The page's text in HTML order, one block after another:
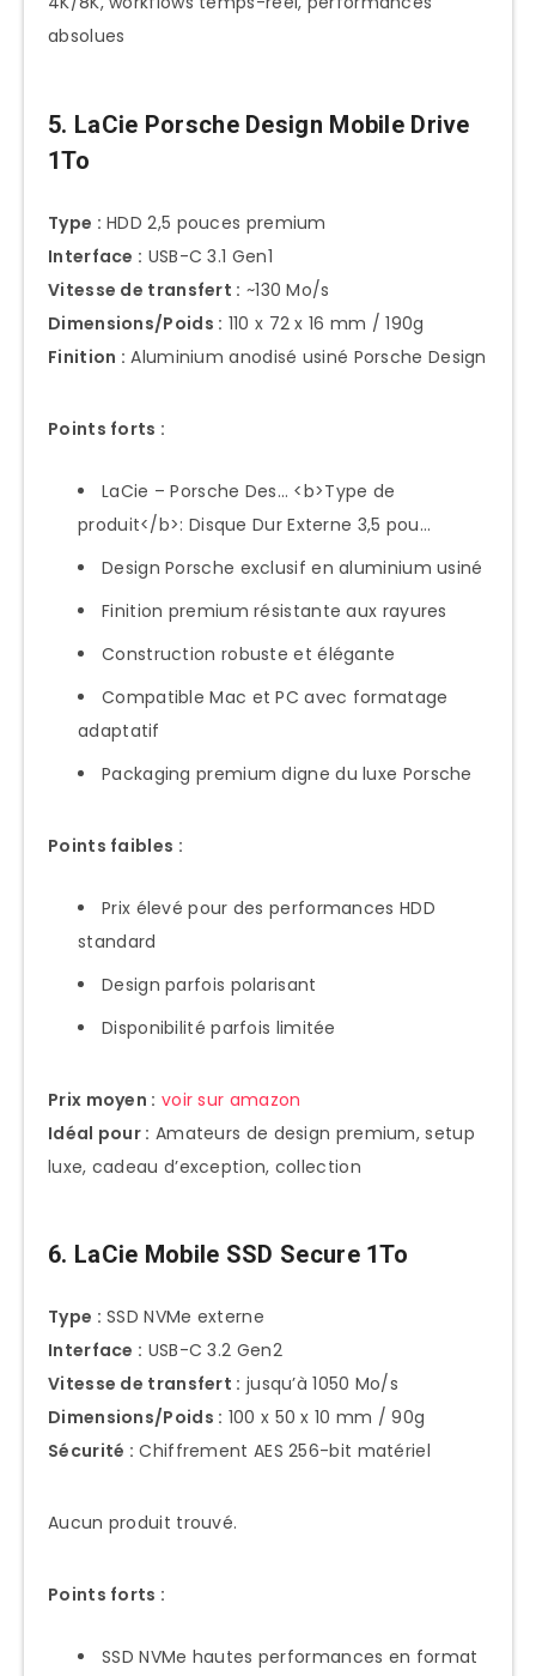
absolues
5. LaCie Porsche Design Mobile Drive
1To
Type : HDD 2,5 pouces premium
Interface : USB-C 3.1 Gen1
Vitesse de transfert : ~130 Mo/s
Dimensions/Poids : 110 x 72 x 16 mm / 190g
Finition : Aluminium anodisé usiné Porsche Design
Points forts :
LaCie – Porsche Des… <b>Type de
produit</b>: Disque Dur Externe 3,5 pou…
Design Porsche exclusif en aluminium usiné
Finition premium résistante aux rayures
Construction robuste et élégante
Compatible Mac et PC avec formatage
adaptatif
Packaging premium digne du luxe Porsche
Points faibles :
Prix élevé pour des performances HDD
standard
Design parfois polarisant
Disponibilité parfois limitée
Prix moyen : voir sur amazon
Idéal pour : Amateurs de design premium, setup
luxe, cadeau d’exception, collection
6. LaCie Mobile SSD Secure 1To
Type : SSD NVMe externe
Interface : USB-C 3.2 Gen2
Vitesse de transfert : jusqu’à 1050 Mo/s
Dimensions/Poids : 100 x 50 x 10 mm / 90g
Sécurité : Chiffrement AES 256-bit matériel
Aucun produit trouvé.
Points forts :
SSD NVMe hautes performances en format